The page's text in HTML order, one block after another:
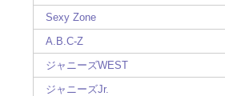
Sexy Zone
A.B.C-Z
ジャニーズWEST
ジャニーズJr.